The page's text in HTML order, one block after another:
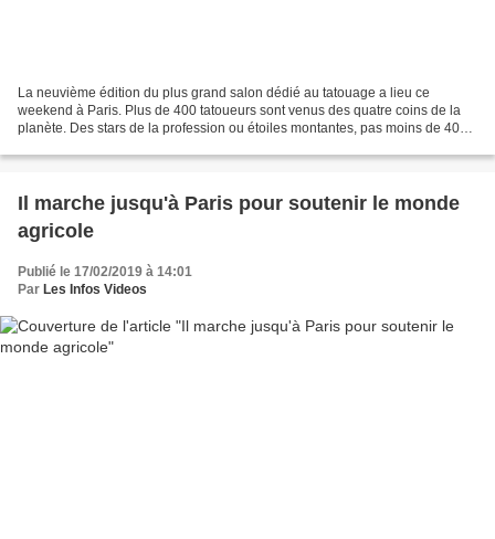
La neuvième édition du plus grand salon dédié au tatouage a lieu ce
weekend à Paris. Plus de 400 tatoueurs sont venus des quatre coins de la
planète. Des stars de la profession ou étoiles montantes, pas moins de 40
Il marche jusqu'à Paris pour soutenir le monde
agricole
Publié le 17/02/2019 à 14:01
Par Les Infos Videos